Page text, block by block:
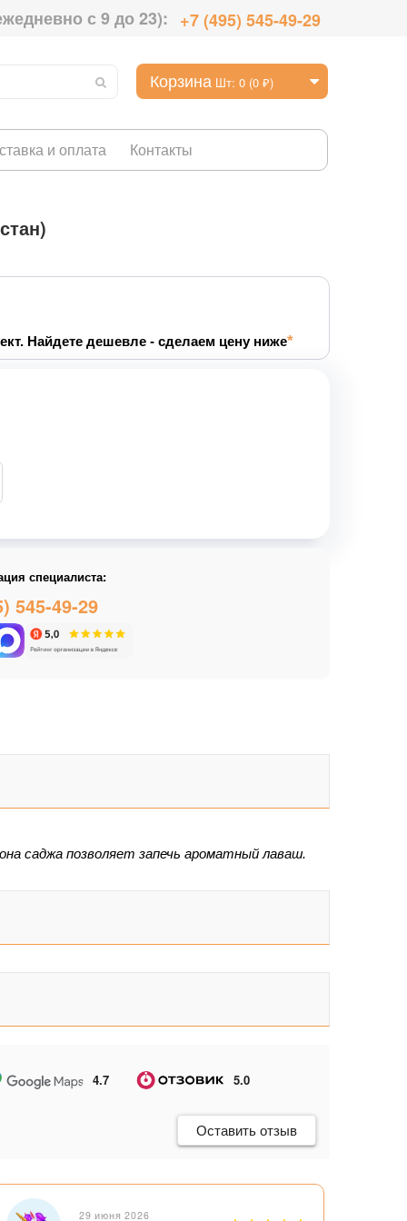
с 9 до 23): +7 (495) 545-49-29
Корзина Шт: 0 (0 ₽)
и оплата Контакты
Найдете дешевле - сделаем цену ниже
специалиста:
545-49-29
саджа позволяет запечь ароматный лаваш.
4.7 5.0
Оставить отзыв
29 июня 2026